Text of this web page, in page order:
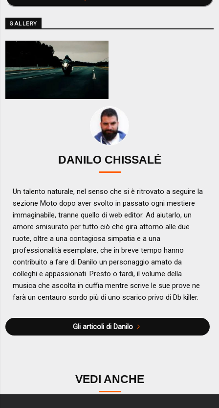
GALLERY
DANILO CHISSALÉ
Un talento naturale, nel senso che si è ritrovato a seguire la
sezione Moto dopo aver svolto in passato ogni mestiere
immaginabile, tranne quello di web editor. Ad aiutarlo, un
amore smisurato per tutto ciò che gira attorno alle due
ruote, oltre a una contagiosa simpatia e a una
professionalità esemplare, che in breve tempo hanno
contribuito a fare di Danilo un personaggio amato da
colleghi e appassionati. Presto o tardi, il volume della
musica che ascolta in cuffia mentre scrive le sue prove ne
farà un centauro sordo più di uno scarico privo di Db killer.
Gli articoli di Danilo
VEDI ANCHE